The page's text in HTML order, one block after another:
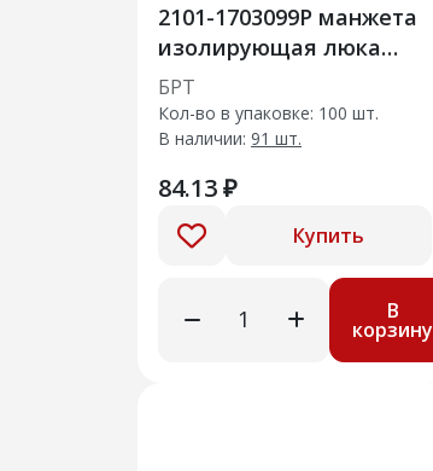
2101-1703099Р манжета
изолирующая люка
рычага переключения
передач
БРТ
Кол-во в упаковке: 100 шт.
В наличии: 91 шт.
84.13 ₽
Купить
В
корзину